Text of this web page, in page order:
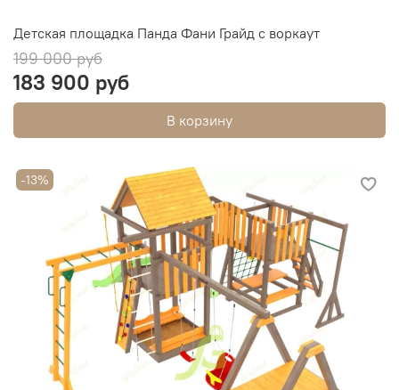
Детская площадка Панда Фани Грайд с воркаут
199 000 руб
183 900 руб
В корзину
-13%